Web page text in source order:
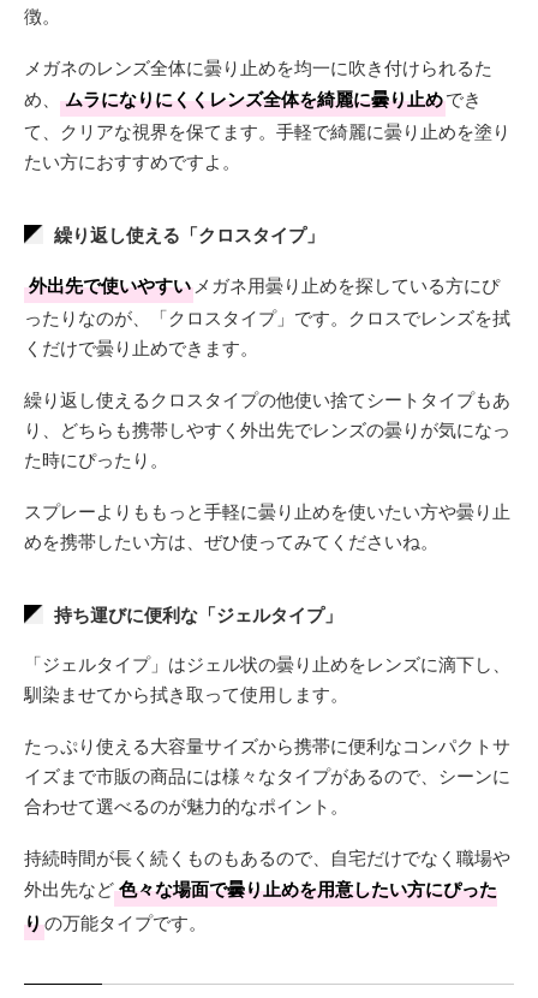
徴。
メガネのレンズ全体に曇り止めを均一に吹き付けられるた
め、
ムラになりにくくレンズ全体を綺麗に曇り止めでき
て、クリアな視界を保てます。手軽で綺麗に曇り止めを塗り
たい方におすすめですよ。
繰り返し使える「クロスタイプ」
外出先で使いやすい メガネ用曇り止めを探している方にぴ
ったりなのが、「クロスタイプ」です。クロスでレンズを拭
くだけで曇り止めできます。
繰り返し使えるクロスタイプの他使い捨てシートタイプもあ
り、どちらも携帯しやすく外出先でレンズの曇りが気になっ
た時にぴったり。
スプレーよりももっと手軽に曇り止めを使いたい方や曇り止
めを携帯したい方は、ぜひ使ってみてくださいね。
持ち運びに便利な「ジェルタイプ」
「ジェルタイプ」はジェル状の曇り止めをレンズに滴下し、
馴染ませてから拭き取って使用します。
たっぷり使える大容量サイズから携帯に便利なコンパクトサ
イズまで市販の商品には様々なタイプがあるので、シーンに
合わせて選べるのが魅力的なポイント。
持続時間が長く続くものもあるので、自宅だけでなく職場や
外出先など色々な場面で曇り止めを用意したい方にぴった
りの万能タイプです。